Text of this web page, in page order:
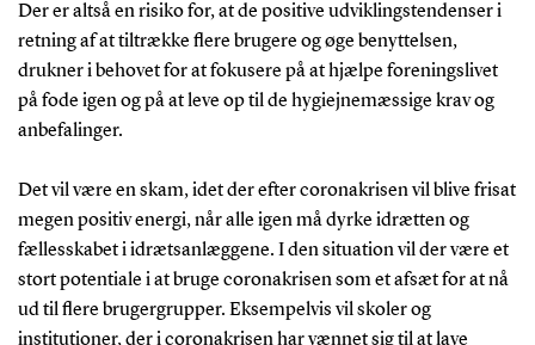
Der er altså en risiko for, at de positive udviklingstendenser i
retning af at tiltrække flere brugere og øge benyttelsen,
drukner i behovet for at fokusere på at hjælpe foreningslivet
på fode igen og på at leve op til de hygiejnemæssige krav og
anbefalinger.
Det vil være en skam, idet der efter coronakrisen vil blive frisat
megen positiv energi, når alle igen må dyrke idrætten og
fællesskabet i idrætsanlæggene. I den situation vil der være et
stort potentiale i at bruge coronakrisen som et afsæt for at nå
ud til flere brugergrupper. Eksempelvis vil skoler og
institutioner, der i coronakrisen har vænnet sig til at lave